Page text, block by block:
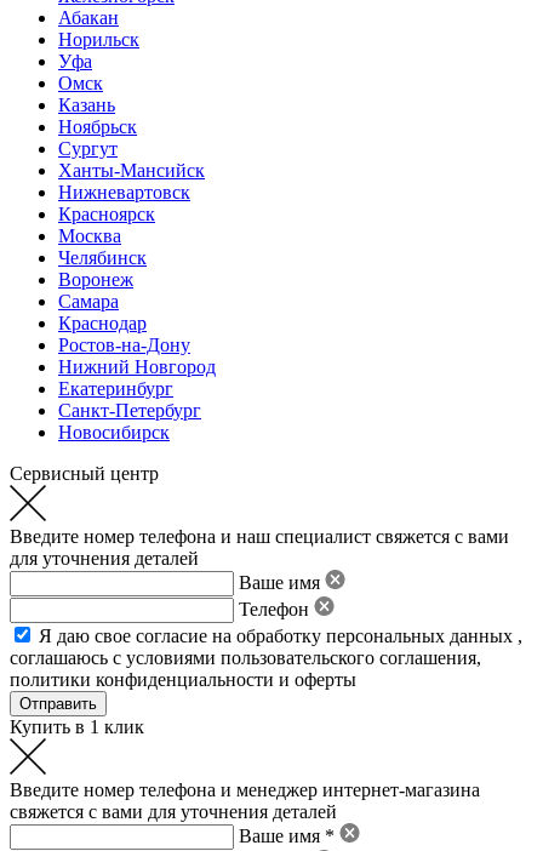
Абакан
Норильск
Уфа
Омск
Казань
Ноябрьск
Сургут
Ханты-Мансийск
Нижневартовск
Красноярск
Москва
Челябинск
Воронеж
Самара
Краснодар
Ростов-на-Дону
Нижний Новгород
Екатеринбург
Санкт-Петербург
Новосибирск
Сервисный центр
Введите номер телефона и наш специалист свяжется с вами
для уточнения деталей
Ваше имя
Телефон
Я даю свое согласие на обработку персональных данных ,
соглашаюсь с условиями пользовательского соглашения,
политики конфиденциальности и оферты
Купить в 1 клик
Введите номер телефона и менеджер интернет-магазина
свяжется с вами для уточнения деталей
Ваше имя *